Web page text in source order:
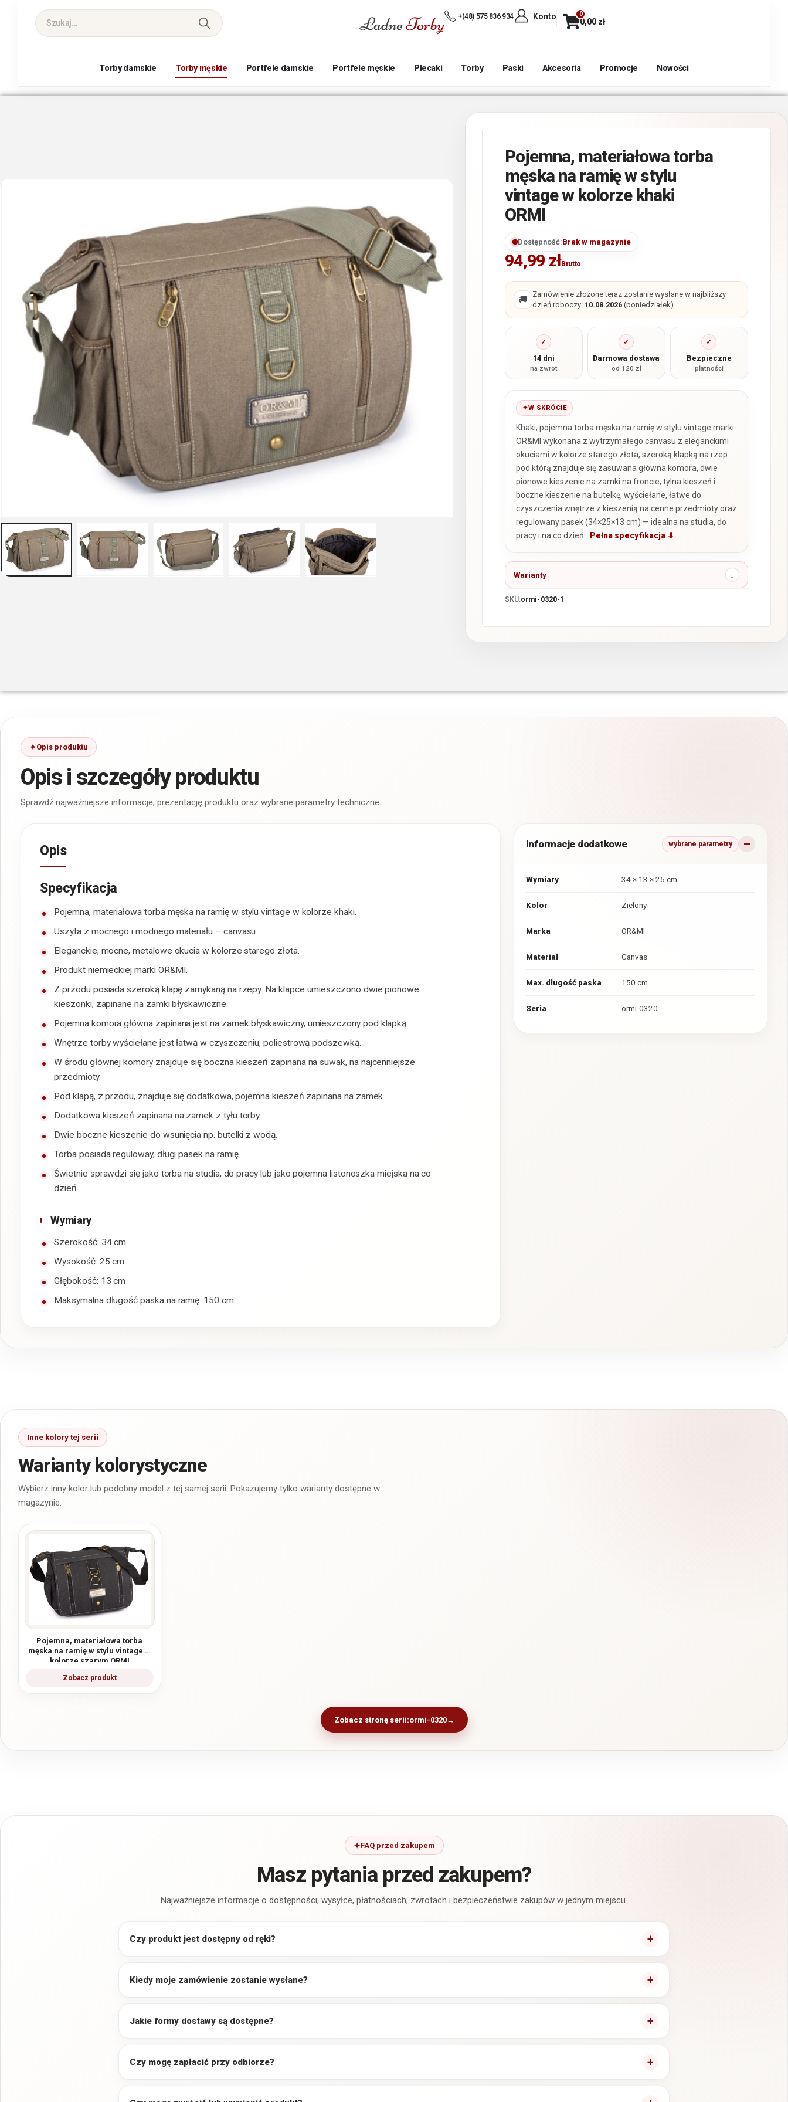
+(48) 575 836 934 Konto 0
0,00 zł
Torby damskie Torby męskie Portfele damskie Portfele męskie Plecaki Torby Paski Akcesoria Promocje Nowości
Pojemna, materiałowa torba
męska na ramię w stylu
vintage w kolorze khaki
ORMI
Dostępność:Brak w magazynie
94,99 złBrutto
🚚
Zamówienie złożone teraz zostanie wysłane w najbliższy
dzień roboczy: 10.08.2026(poniedziałek).
✓
14 dni
na zwrot
✓
Darmowa dostawa
od 120 zł
✓
Bezpieczne
płatności
W SKRÓCIE
Khaki, pojemna torba męska na ramię w stylu vintage marki
OR&MI wykonana z wytrzymałego canvasu z eleganckimi
okuciami w kolorze starego złota, szeroką klapką na rzep
pod którą znajduje się zasuwana główna komora, dwie
pionowe kieszenie na zamki na froncie, tylna kieszeń i
boczne kieszenie na butelkę, wyściełane, łatwe do
czyszczenia wnętrze z kieszenią na cenne przedmioty oraz
regulowany pasek (34×25×13 cm) — idealna na studia, do
pracy i na co dzień.
Pełna specyfikacja ⬇
Warianty
SKU:ormi-0320-1
Opis produktu
Opis i szczegóły produktu
Sprawdź najważniejsze informacje, prezentację produktu oraz wybrane parametry techniczne.
Opis
Specyfikacja
Pojemna, materiałowa torba męska na ramię w stylu vintage w kolorze khaki.
Uszyta z mocnego i modnego materiału – canvasu.
Eleganckie, mocne, metalowe okucia w kolorze starego złota.
Produkt niemieckiej marki OR&MI.
Z przodu posiada szeroką klapę zamykaną na rzepy. Na klapce umieszczono dwie pionowe
kieszonki, zapinane na zamki błyskawiczne.
Pojemna komora główna zapinana jest na zamek błyskawiczny, umieszczony pod klapką.
Wnętrze torby wyściełane jest łatwą w czyszczeniu, poliestrową podszewką.
W środu głównej komory znajduje się boczna kieszeń zapinana na suwak, na najcenniejsze
przedmioty.
Pod klapą, z przodu, znajduje się dodatkowa, pojemna kieszeń zapinana na zamek.
Dodatkowa kieszeń zapinana na zamek z tyłu torby.
Dwie boczne kieszenie do wsunięcia np. butelki z wodą.
Torba posiada reguloway, długi pasek na ramię.
Świetnie sprawdzi się jako torba na studia, do pracy lub jako pojemna listonoszka miejska na co
dzień.
Wymiary
Szerokość: 34 cm
Wysokość: 25 cm
Głębokość: 13 cm
Maksymalna długość paska na ramię: 150 cm
Informacje dodatkowe wybrane parametry
Wymiary 34 × 13 × 25 cm
Kolor Zielony
Marka OR&MI
Materiał Canvas
Max. długość paska 150 cm
Seria ormi-0320
Warianty kolorystyczne
Pojemna, materiałowa torba
męska na ramię w stylu vintage w
kolorze szarym ORMI
Zobacz stronę serii:ormi-0320
FAQ przed zakupem
Masz pytania przed zakupem?
Najważniejsze informacje o dostępności, wysyłce, płatnościach, zwrotach i bezpieczeństwie zakupów w jednym miejscu.
Czy produkt jest dostępny od ręki?
Kiedy moje zamówienie zostanie wysłane?
Jakie formy dostawy są dostępne?
Czy mogę zapłacić przy odbiorze?